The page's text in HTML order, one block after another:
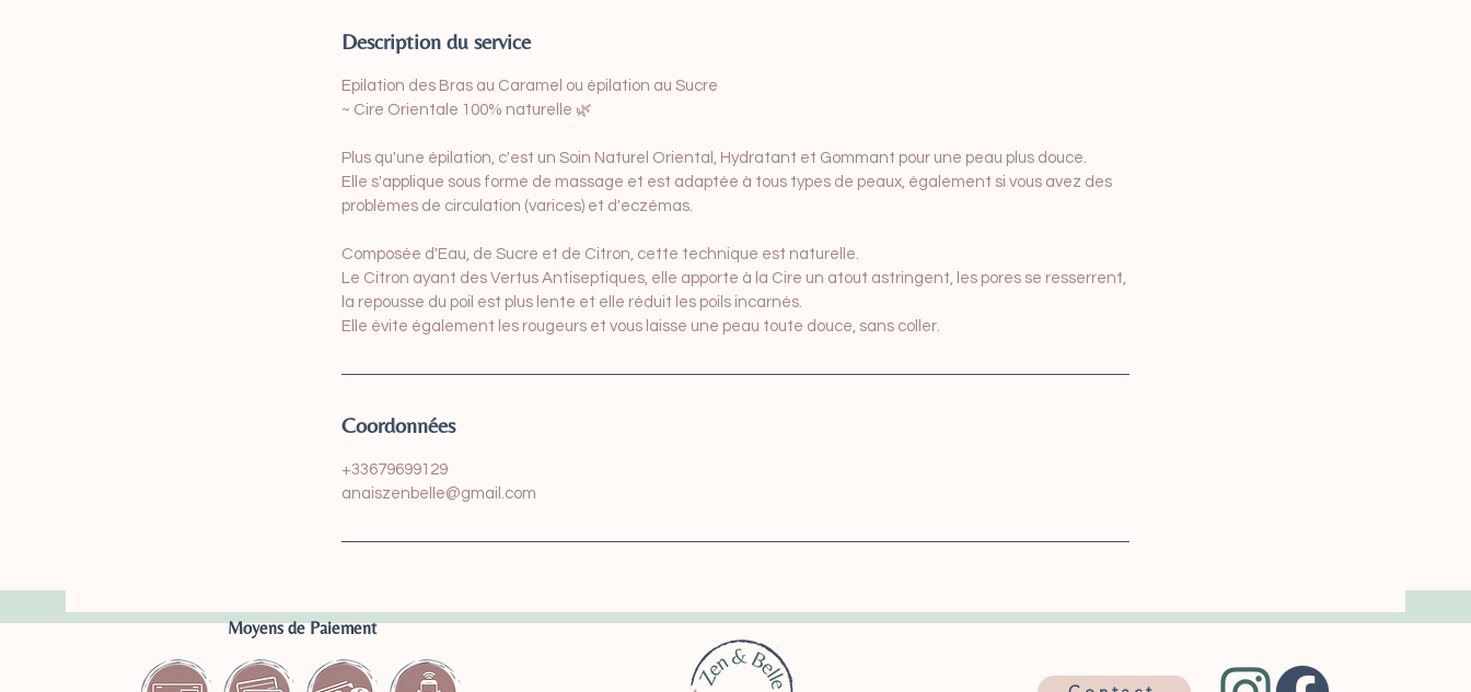
Description du service
Epilation des Bras au Caramel ou épilation au Sucre
~ Cire Orientale 100% naturelle 🌿
Plus qu'une épilation, c'est un Soin Naturel Oriental, Hydratant et Gommant pour une peau plus douce.
Elle s'applique sous forme de massage et est adaptée à tous types de peaux, également si vous avez des
problèmes de circulation (varices) et d'eczémas.
Composée d'Eau, de Sucre et de Citron, cette technique est naturelle.
Le Citron ayant des Vertus Antiseptiques, elle apporte à la Cire un atout astringent, les pores se resserrent,
la repousse du poil est plus lente et elle réduit les poils incarnés.
Elle évite également les rougeurs et vous laisse une peau toute douce, sans coller.
Coordonnées
+33679699129
anaiszenbelle@gmail.com
Moyens de Paiement